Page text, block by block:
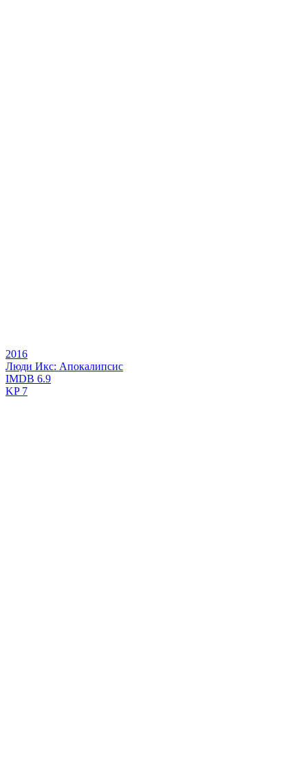
2016
Люди Икс: Апокалипсис
IMDB 6.9
KP7